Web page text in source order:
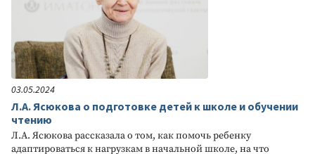
03.05.2024
Л.А. Ясюкова о подготовке детей к школе и обучении
чтению
Л.А. Ясюкова рассказала о том, как помочь ребенку
адаптироваться к нагрузкам в начальной школе, на что